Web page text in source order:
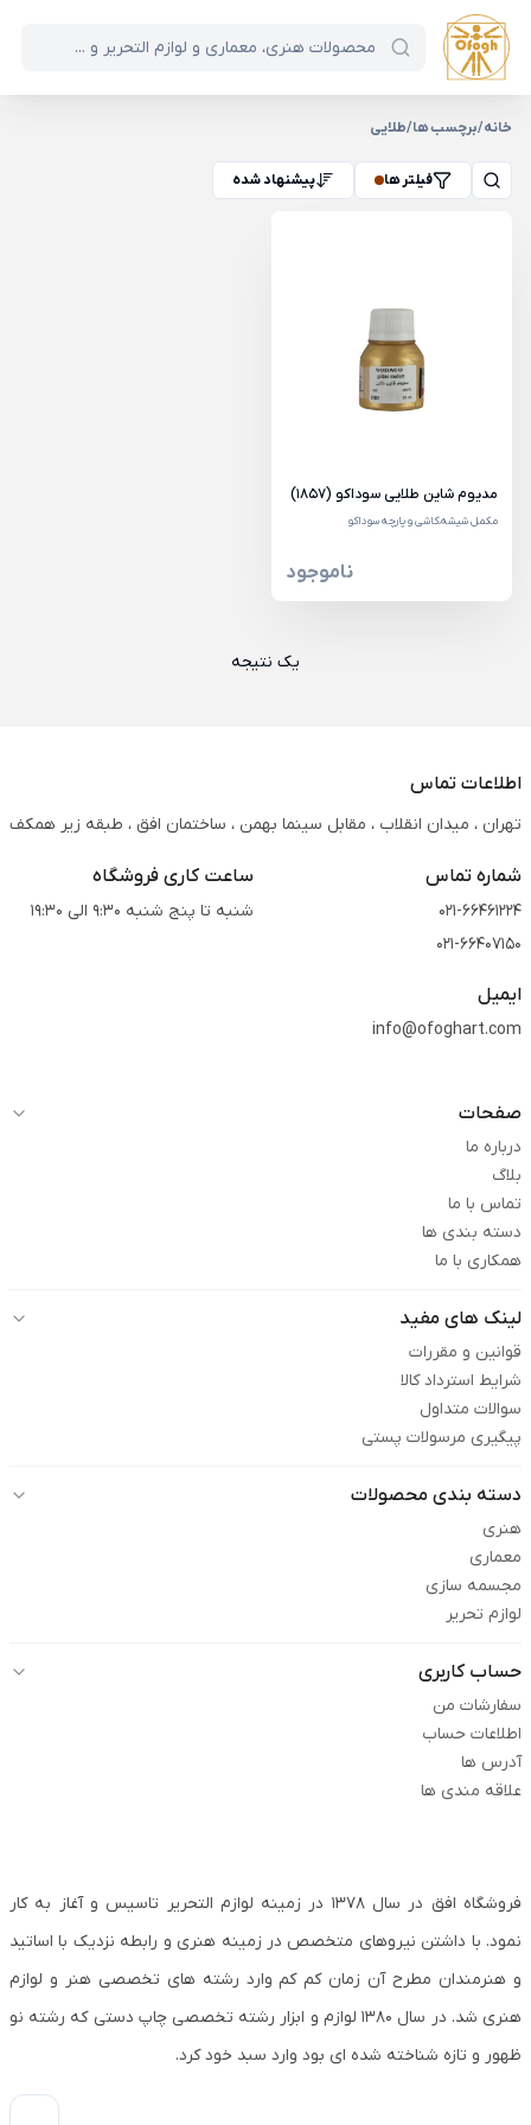
خانه/برچسب ها/طلایی
فیلتر ها پیشنهاد شده
مدیوم شاین طلایی سوداکو (1857)
مکمل شیشه،کاشی و پارچه سوداکو
ناموجود
یک نتیجه
اطلاعات تماس
تهران ، میدان انقلاب ، مقابل سینما بهمن ، ساختمان افق ، طبقه زیر همکف
شماره تماس
021-66461224
021-66407150
ساعت کاری فروشگاه
شنبه تا پنج شنبه 9:30 الی 19:30
ایمیل
info@ofoghart.com
صفحات
درباره ما
بلاگ
تماس با ما
دسته بندی ها
همکاری با ما
لینک های مفید
قوانین و مقررات
شرایط استرداد کالا
سوالات متداول
پیگیری مرسولات پستی
دسته بندی محصولات
هنری
معماری
مجسمه سازی
لوازم تحریر
حساب کاربری
سفارشات من
اطلاعات حساب
آدرس ها
علاقه مندی ها
فروشگاه افق در سال ۱۳۷۸ در زمینه لوازم التحریر تاسیس و آغاز به کار
نمود. با داشتن نیروهای متخصص در زمینه هنری و رابطه نزدیک با اساتید
و هنرمندان مطرح آن زمان کم کم وارد رشته های تخصصی هنر و لوازم
هنری شد. در سال ۱۳۸۰ لوازم و ابزار رشته تخصصی چاپ دستی که رشته نو
ظهور و تازه شناخته شده ای بود وارد سبد خود کرد.